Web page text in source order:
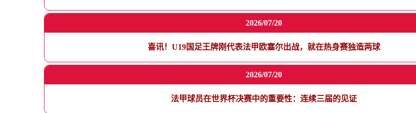
2026/07/20
喜讯！U19国足王牌刚代表法甲欧塞尔出战，就在热身赛独造两球
2026/07/20
法甲球员在世界杯决赛中的重要性：连续三届的见证